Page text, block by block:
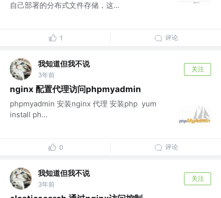
自己部署的分布式文件存储，这...
1 评论
我知道但我不说
3年前
关注
nginx 配置代理访问phpmyadmin
phpmyadmin 安装nginx 代理 安装php ​ yum
install ph...
0 评论
我知道但我不说
3年前
关注